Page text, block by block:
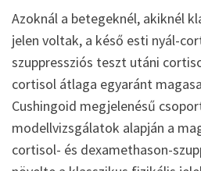
Azoknál a betegeknél, akiknél
jelen voltak, a késő esti nyál-
szuppressziós teszt utáni
cortisol átlaga egyaránt
Cushingoid megjelenésű
modellvizsgálatok alapján a
cortisol- és dexamethason-